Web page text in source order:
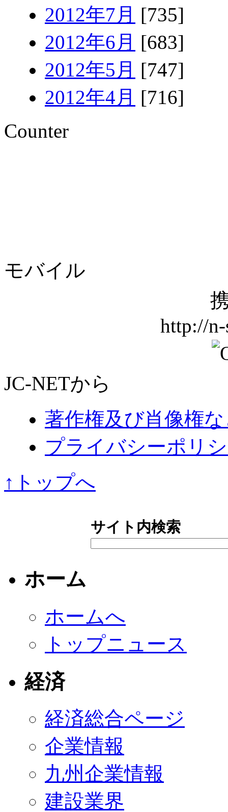
2012年7月 [735]
2012年6月 [683]
2012年5月 [747]
2012年4月 [716]
Counter
モバイル
http://
JC-NETから
著作権及び肖像権
プライバシーポリ
↑トップへ
サイト内検索
ホーム
ホームへ
トップニュース
経済
経済総合ページ
企業情報
九州企業情報
建設業界